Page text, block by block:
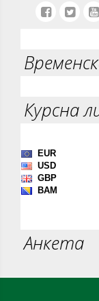
Курсна
Анкета